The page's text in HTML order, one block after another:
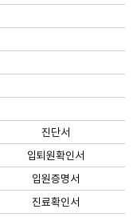
진단서
입퇴원확인서
입원증명서
진료확인서